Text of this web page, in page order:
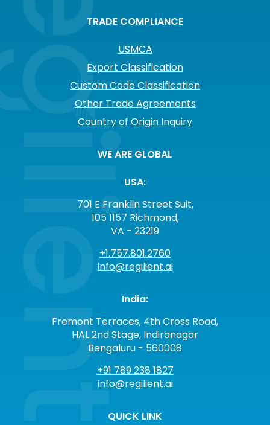
TRADE COMPLIANCE
USMCA
Export Classification
Custom Code Classification
Other Trade Agreements
Country of Origin Inquiry
WE ARE GLOBAL
USA:
701 E Franklin Street Suit,
105 1157 Richmond,
VA - 23219
+1.757.801.2760
info@regilient.ai
India:
Fremont Terraces, 4th Cross Road,
HAL 2nd Stage, Indiranagar
Bengaluru - 560008
+91 789 238 1827
info@regilient.ai
QUICK LINK